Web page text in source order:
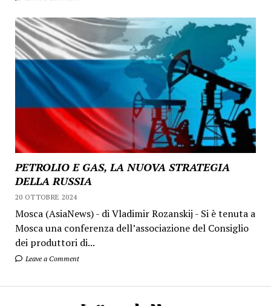
PETROLIO E GAS, LA NUOVA STRATEGIA
DELLA RUSSIA
20 OTTOBRE 2024
Mosca (AsiaNews) - di Vladimir Rozanskij - Si è tenuta a
Mosca una conferenza dell’associazione del Consiglio
dei produttori di...
Leave a Comment